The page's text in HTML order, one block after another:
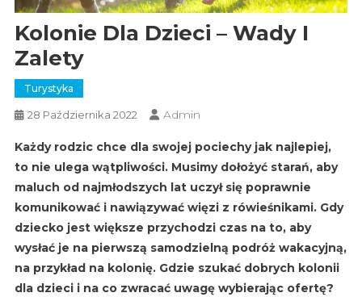
Kolonie Dla Dzieci – Wady I
Zalety
Turystyka
28 Października 2022 Admin
Każdy rodzic chce dla swojej pociechy jak najlepiej,
to nie ulega wątpliwości. Musimy dołożyć starań, aby
maluch od najmłodszych lat uczył się poprawnie
komunikować i nawiązywać więzi z rówieśnikami. Gdy
dziecko jest większe przychodzi czas na to, aby
wysłać je na pierwszą samodzielną podróż wakacyjną,
na przykład na kolonię. Gdzie szukać dobrych kolonii
dla dzieci i na co zwracać uwagę wybierając ofertę?